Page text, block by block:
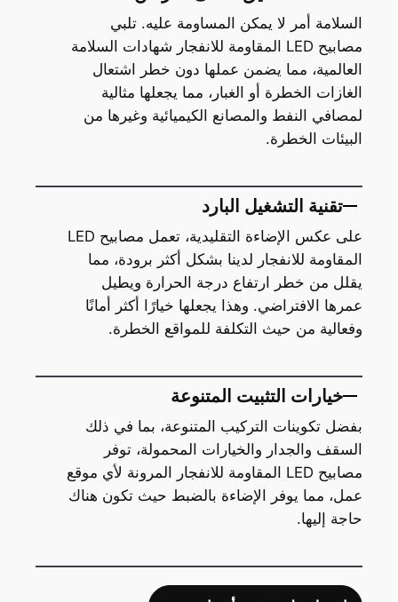
السلامة أمر لا يمكن المساومة عليه. تلبي
مصابيح LED المقاومة للانفجار شهادات السلامة
العالمية، مما يضمن عملها دون خطر اشتعال
الغازات الخطرة أو الغبار، مما يجعلها مثالية
لمصافي النفط والمصانع الكيميائية وغيرها من
البيئات الخطرة.
تقنية التشغيل البارد
على عكس الإضاءة التقليدية، تعمل مصابيح LED
المقاومة للانفجار لدينا بشكل أكثر برودة، مما
يقلل من خطر ارتفاع درجة الحرارة ويطيل
عمرها الافتراضي. وهذا يجعلها خيارًا أكثر أمانًا
وفعالية من حيث التكلفة للمواقع الخطرة.
خيارات التثبيت المتنوعة
بفضل تكوينات التركيب المتنوعة، بما في ذلك
السقف والجدار والخيارات المحمولة، توفر
مصابيح LED المقاومة للانفجار المرونة لأي موقع
عمل، مما يوفر الإضاءة بالضبط حيث تكون هناك
حاجة إليها.